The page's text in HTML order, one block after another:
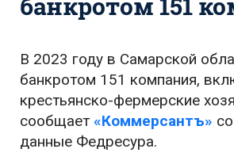
Неделя Тольятти
В 2023 году в Самарской
банкротом 151 компания,
крестьянско-фермерские
сообщает «Коммерсантъ»
данные Федресура.